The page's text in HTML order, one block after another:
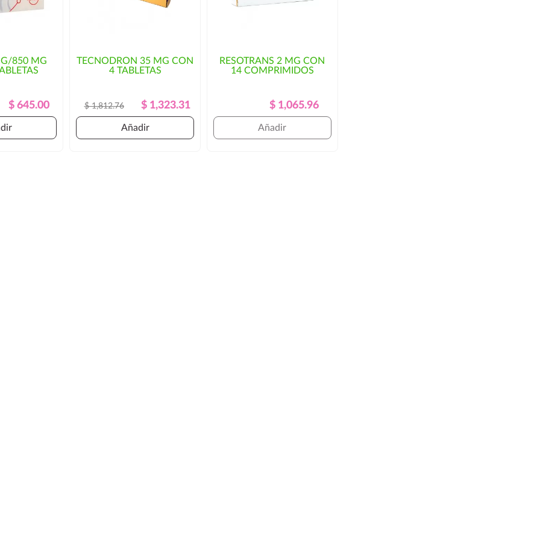
por parte del cliente.
850 MG
Precio
Precio
$ 645.00
TECNODRON 35 MG CON
4 TABLETAS
Precio
Regular
$ 1,812.76 Precio
$ 1,323.31
Añadir
RESOTRANS 2 MG CON
14 COMPRIMIDOS
Precio
Regular
Precio
$ 1,065.96
Añadir